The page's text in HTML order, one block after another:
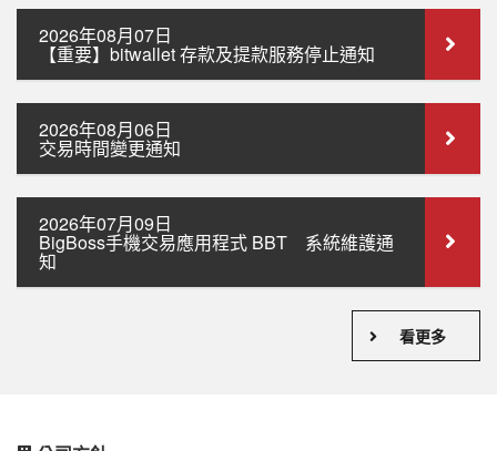
2026年08月07日
【重要】bitwallet 存款及提款服務停止通知
2026年08月06日
交易時間變更通知
2026年07月09日
BigBoss手機交易應用程式 BBT 系統維護通
知
看更多